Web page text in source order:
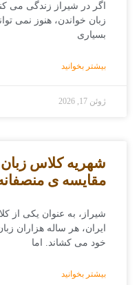
اگر در شیراز زندگی می
زبان خواندن، هنوز نمی‌
بسیاری
بیشتر بخوانید
ژوئن 17, 2026
مقایسه ی
شیراز، به عنوان یکی از
ایران، هر ساله هزاران
خود می ‌کشاند. اما
بیشتر بخوانید